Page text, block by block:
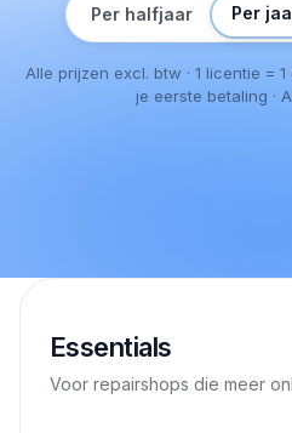
Per halfjaar Per
Alle prijzen excl. btw · 1 licentie =
je eerste betaling ·
Essentials
Voor repairshops die meer